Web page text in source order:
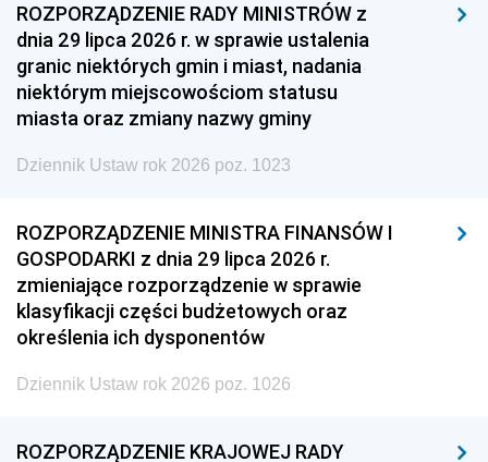
ROZPORZĄDZENIE RADY MINISTRÓW z
dnia 29 lipca 2026 r. w sprawie ustalenia
granic niektórych gmin i miast, nadania
niektórym miejscowościom statusu
miasta oraz zmiany nazwy gminy
Dziennik Ustaw rok 2026 poz. 1023
ROZPORZĄDZENIE MINISTRA FINANSÓW I
GOSPODARKI z dnia 29 lipca 2026 r.
zmieniające rozporządzenie w sprawie
klasyfikacji części budżetowych oraz
określenia ich dysponentów
Dziennik Ustaw rok 2026 poz. 1026
ROZPORZĄDZENIE KRAJOWEJ RADY